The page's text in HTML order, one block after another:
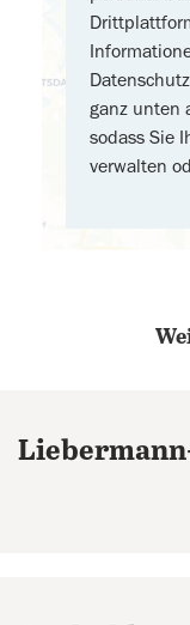
ganz unten
sodass Sie
verwalten